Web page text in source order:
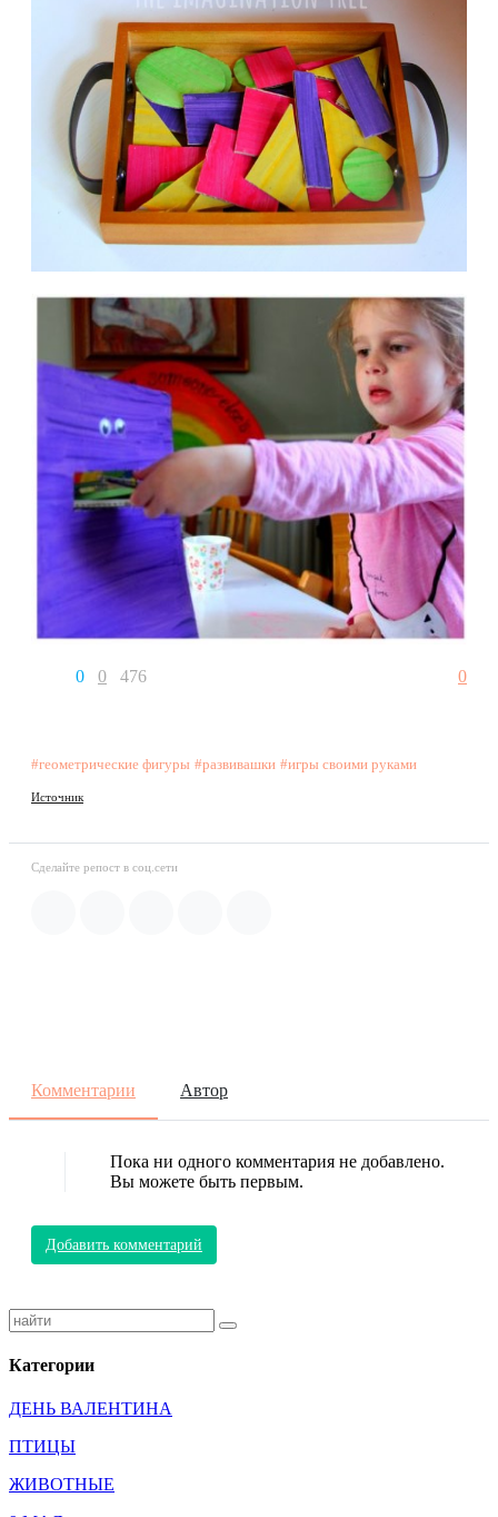
0 0 476 0
#геометрические фигуры #развивашки #игры своими руками
Источник
Сделайте репост в соц.сети
Комментарии Автор
Пока ни одного комментария не добавлено.
Вы можете быть первым.
Добавить комментарий
Категории
ДЕНЬ ВАЛЕНТИНА
ПТИЦЫ
ЖИВОТНЫЕ